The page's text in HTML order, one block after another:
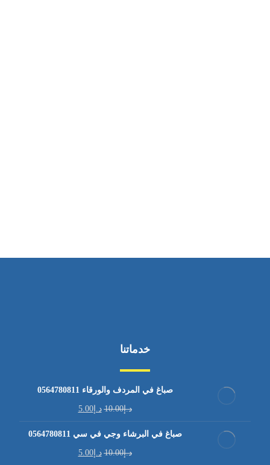
خدماتنا
صباغ في المردف والورقاء 0564780811
د.إ10.00 د.إ5.00
صباغ في البرشاء وجي في سي 0564780811
د.إ10.00 د.إ5.00